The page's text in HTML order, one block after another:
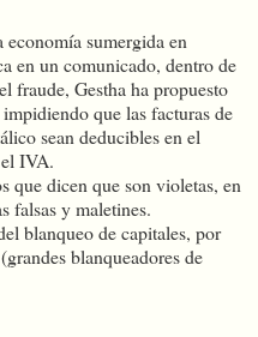
sumergida en
en un comunicado, dentro de
fraude, Gestha ha propuesto
impidiendo que las facturas de
sean deducibles en el
IVA.
que dicen que son violetas, en
falsas y maletines.
blanqueo de capitales, por
blanqueadores de